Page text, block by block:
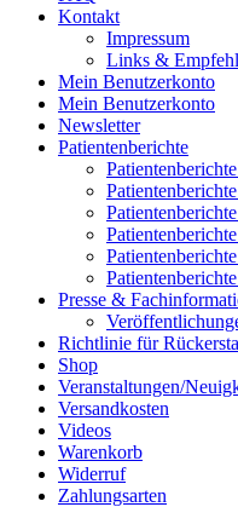
Kontakt
Impressum
Links &
Mein Benutzerkonto
Mein Benutzerkonto
Newsletter
Patientenberichte
Presse &
Richtlinie für
Shop
Veranstaltungen/
Versandkosten
Videos
Warenkorb
Widerruf
Zahlungsarten